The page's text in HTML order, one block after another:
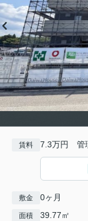
賃料 7.3万円 管
敷金 0ヶ月
面積 39.77㎡